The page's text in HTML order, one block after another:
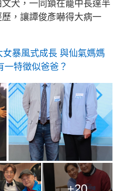
犬，一同鎖在籠中長達半
，讓譚俊彥嚇得大病一
暴風式成長 與仙氣媽媽
一特徵似爸爸？